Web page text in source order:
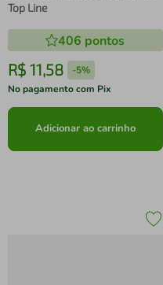
Top Line
406 pontos
R$ 11,58 -5%
No pagamento com Pix
Adicionar ao carrinho